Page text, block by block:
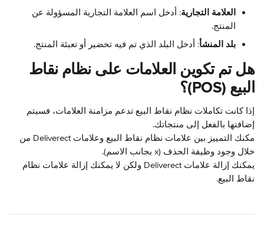
العلامة التجارية: أدخل اسم العلامة التجارية المسؤولة عن
المنتج.
بلد المنشأ: أدخل البلد الذي تم فيه تحضير أو تعبئة المنتج.
هل تم تكوين العلامات على نظام نقاط
البيع (POS)؟
إذا كانت تكاملات نظام نقاط البيع تدعم مزامنة العلامات، فسيتم
إضافتها بالفعل إلى منتجاتك.
مكنك التمييز بين علامات نظام نقاط البيع وعلامات Deliverect من
خلال وجود وظيفة الحذف (x بجانب الاسم).
يمكنك إزالة علامات Deliverect ولكن لا يمكنك إزالة علامات نظام
نقاط البيع.